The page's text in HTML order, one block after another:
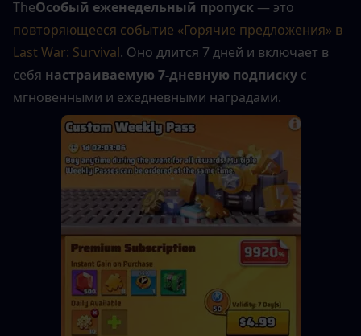
TheОсобый еженедельный пропуск
повторяющееся событие «Горячие предложения» в
Last War: Survival. Оно длится 7 дней и включает в
себя настраиваемую 7-дневную подписку с
мгновенными и ежедневными наградами.